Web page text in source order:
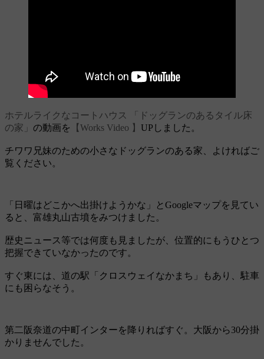
ホテルライクなコートハウス 「ドッグランのあるタイル床
の家」 の動画を 【Works Video 】 UPしました。
チワワ兄妹のための小さなドッグランのある家、よければご
覧ください。
「日曜はどこかへ出掛けようかな」とGoogleマップを見てい
ると、富雄丸山古墳をみつけました。
歴史ニュース等では何度も見ましたが、位置的にもうひとつ
把握できていなかったのです。
すぐ東には、道の駅「クロスウェイなかまち」もあり、駐車
にも困らなそう。
第二阪奈道の中町インターを降りればすぐ。大阪から30分掛
かりませんでした。